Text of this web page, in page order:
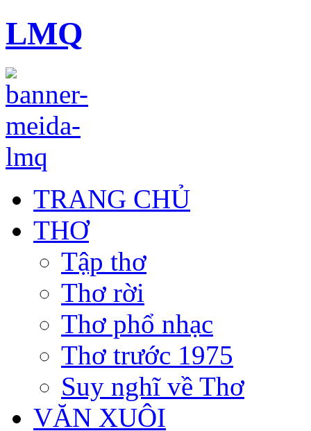
LMQ
TRANG CHỦ
THƠ
Tập thơ
Thơ rời
Thơ phổ nhạc
Thơ trước 1975
Suy nghĩ về Thơ
VĂN XUÔI